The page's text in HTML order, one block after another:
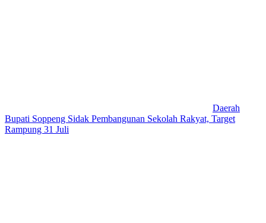
Daerah
Bupati Soppeng Sidak Pembangunan Sekolah Rakyat, Target
Rampung 31 Juli